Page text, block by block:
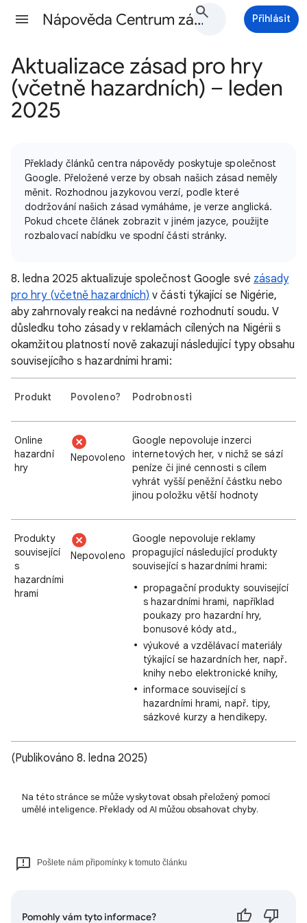
Nápověda Centrum zásad Google Ads Přihlásit
Aktualizace zásad pro hry
(včetně hazardních) – leden
2025
Překlady článků centra nápovědy poskytuje společnost
Google. Přeložené verze by obsah našich zásad neměly
měnit. Rozhodnou jazykovou verzí, podle které
dodržování našich zásad vymáháme, je verze anglická.
Pokud chcete článek zobrazit v jiném jazyce, použijte
rozbalovací nabídku ve spodní části stránky.
8. ledna 2025 aktualizuje společnost Google své zásady
pro hry (včetně hazardních) v části týkající se Nigérie,
aby zahrnovaly reakci na nedávné rozhodnutí soudu. V
důsledku toho zásady v reklamách cílených na Nigérii s
okamžitou platností nově zakazují následující typy obsahu
souvisejícího s hazardními hrami:
Produkt Povoleno? Podrobnosti
Online
hazardní
hry
Nepovoleno
Google nepovoluje inzerci
internetových her, v nichž se sází
peníze či jiné cennosti s cílem
vyhrát vyšší peněžní částku nebo
jinou položku větší hodnoty
Produkty
související
s
hazardními
hrami
Nepovoleno
Google nepovoluje reklamy
propagující následující produkty
související s hazardními hrami:
propagační produkty související
s hazardními hrami, například
poukazy pro hazardní hry,
bonusové kódy atd.,
výukové a vzdělávací materiály
týkající se hazardních her, např.
knihy nebo elektronické knihy,
informace související s
hazardními hrami, např. tipy,
sázkové kurzy a hendikepy.
(Publikováno 8. ledna 2025)
Na této stránce se může vyskytovat obsah přeložený pomocí
umělé inteligence. Překlady od AI můžou obsahovat chyby.
Pošlete nám připomínky k tomuto článku
Pomohly vám tyto informace?